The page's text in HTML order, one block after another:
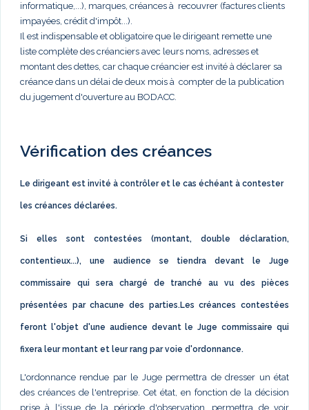
informatique,...), marques, créances à recouvrer (factures clients
impayées, crédit d'impôt...).
Il est indispensable et obligatoire que le dirigeant remette une
liste complète des créanciers avec leurs noms, adresses et
montant des dettes, car chaque créancier est invité à déclarer sa
créance dans un délai de deux mois à compter de la publication
du jugement d'ouverture au BODACC.
Vérification des créances
Le dirigeant est invité à contrôler et le cas échéant à contester
les créances déclarées.
Si elles sont contestées (montant, double déclaration,
contentieux...), une audience se tiendra devant le Juge
commissaire qui sera chargé de tranché au vu des pièces
présentées par chacune des parties.Les créances contestées
feront l'objet d'une audience devant le Juge commissaire qui
fixera leur montant et leur rang par voie d'ordonnance.
L'ordonnance rendue par le Juge permettra de dresser un état
des créances de l'entreprise. Cet état, en fonction de la décision
prise à l'issue de la période d'observation, permettra de voir